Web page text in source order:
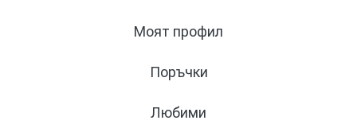
Моят профил
Поръчки
Любими